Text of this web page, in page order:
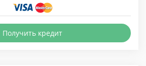
Получить кредит